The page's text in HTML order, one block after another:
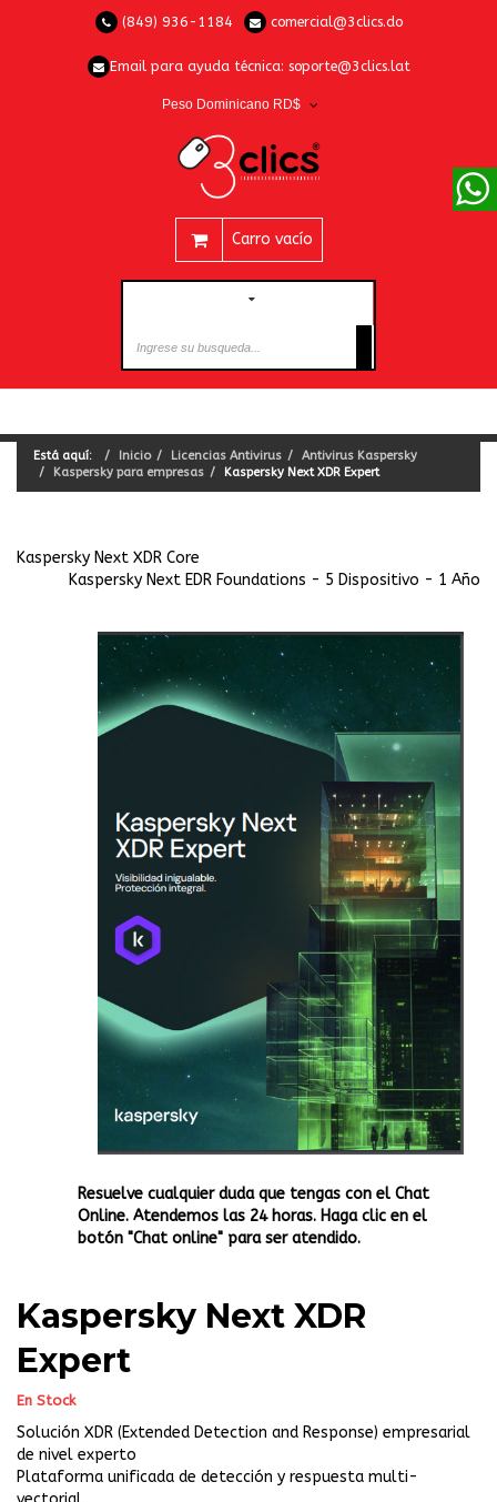
(849) 936-1184 comercial@3clics.do
Email para ayuda técnica: soporte@3clics.lat
Peso Dominicano RD$
Carro vacío
CATEGORÍAS
Está aquí: Inicio Licencias Antivirus
Antivirus Kaspersky
Kaspersky para empresas
Kaspersky Next XDR Expert
Kaspersky Next XDR Core
Kaspersky Next EDR Foundations - 5 Dispositivo - 1 Año
Resuelve cualquier duda que tengas con el Chat
Online. Atendemos las 24 horas. Haga clic en el
botón "Chat online" para ser atendido.
Kaspersky Next XDR
Expert
En Stock
Solución XDR (Extended Detection and Response) empresarial
de nivel experto
Plataforma unificada de detección y respuesta multi-